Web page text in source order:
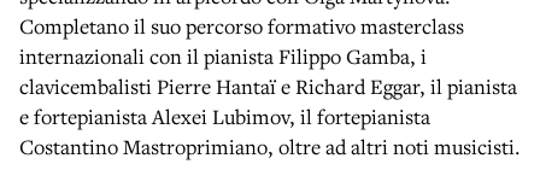
Completano il suo percorso formativo masterclass
internazionali con il pianista Filippo Gamba, i
clavicembalisti Pierre Hantaï e Richard Eggar, il pianista
e fortepianista Alexei Lubimov, il fortepianista
Costantino Mastroprimiano, oltre ad altri noti musicisti.